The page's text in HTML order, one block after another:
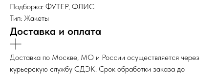
Подборка: ФУТЕР, ФЛИС
Тип: Жакеты
Доставка и оплата
Доставка по Москве, МО и России осуществляется через
курьерскую службу СДЭК. Срок обработки заказа до